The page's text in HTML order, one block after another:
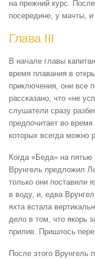
на прежний курс.
посередине, у мачты,
Глава III
В начале главы
время плавания в
приключения, они все
рассказано, что «не
слушатели сразу
предпочитает во
которых всегда можно
Когда «Беда» на пятые
Врунгель предложил
только они поставили
в воду, и, едва
яхта встала
дело в том, что якорь
прилив. Пришлось
После этого Врунгель